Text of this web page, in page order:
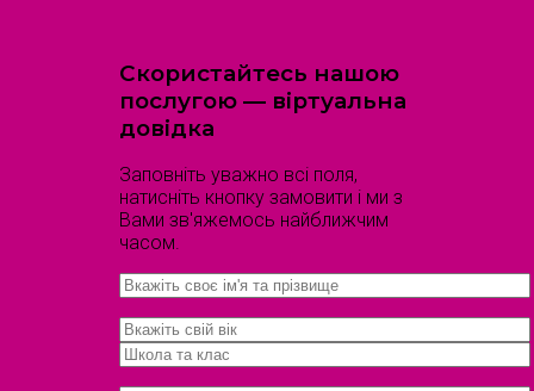
Скористайтесь нашою
послугою — віртуальна
довідка
Заповніть уважно всі поля,
натисніть кнопку замовити і ми з
Вами зв'яжемось найближчим
часом.